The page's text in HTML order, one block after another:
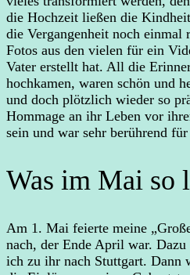
die Hochzeit ließen die
die Vergangenheit noch
Fotos aus den vielen für ein
Vater erstellt hat. All die
hochkamen, waren schön und
und doch plötzlich wieder so
Hommage an ihr Leben vor
sein und war sehr berührend
Was im Mai so
Am 1. Mai feierte meine
nach, der Ende April war.
ich zu ihr nach Stuttgart. Dann